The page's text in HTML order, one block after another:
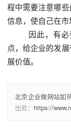
程中需要注意哪
信息，使自己在市
点，给企业的发
北京企业做网站如
出处： https://